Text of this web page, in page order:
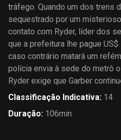
tráfego. Quando um dos trens
sequestrado por um
contato com Ryder, líder dos
que a prefeitura lhe pague
caso contrário matará um
polícia envia à sede do metrô
Ryder exige que Garber
Classificação Indicativa: 14
Duração: 106min